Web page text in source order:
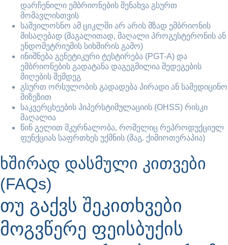
დარჩენილი ემბრიონების შენახვა გსურთ
მომავლისთვის
საშვილოსნო ამ ციკლში არ არის მზად ემბრიონის
მისაღებად (მაგალითად, მაღალი პროგესტერონის ან
ენდომეტრიუმის სიხშირის გამო)
ინიშნება გენეტიკური ტესტირება (PGT-A) და
ემბრიონების გადატანა დაგეგმილია შედეგების
მიღების შემდეგ
გსურთ ორსულობის გადადება პირადი ან სამედიცინო
მიზეზით
საკვერცხეების ჰიპერსტიმულაციის (OHSS) რისკი
მაღალია
წინ გელით მკურნალობა, რომელიც რეპროდუქციულ
ფუნქციას საფრთხეს უქმნის (მაგ. ქიმიოთერაპია)
ხშირად დასმული კითვები
(FAQs)
თუ გაქვს შეკითხვები
მოგვწერე ფეისბუქის